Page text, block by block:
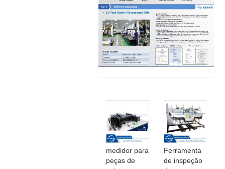
medidor para
peças de
Ferramenta
de inspeção